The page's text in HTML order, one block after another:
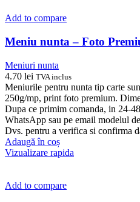
Add to compare
Meniu nunta – Foto
Meniuri nunta
4.70 lei TVA inclus
Meniurile pentru nunta tip carte
250g/mp, print foto premium.
Dupa ce primim comanda, in 24-
WhatsApp sau pe email modelul
Dvs. pentru a verifica si confirma
Adaugă în coș
Vizualizare rapida
Add to compare